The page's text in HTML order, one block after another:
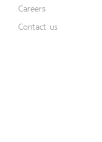
Careers
Contact us